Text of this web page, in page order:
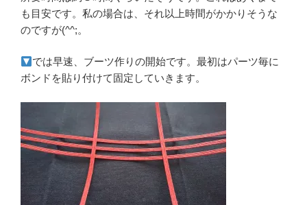
も目安です。私の場合は、それ以上時間がかかりそうな
のですが(^^;。
では早速、ブーツ作りの開始です。最初はパーツ毎に
ボンドを貼り付けて固定していきます。